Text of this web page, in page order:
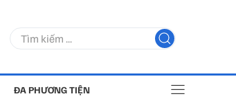
ĐA PHƯƠNG TIỆN